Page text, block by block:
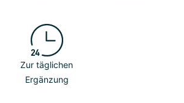
Zur täglichen
Ergänzung